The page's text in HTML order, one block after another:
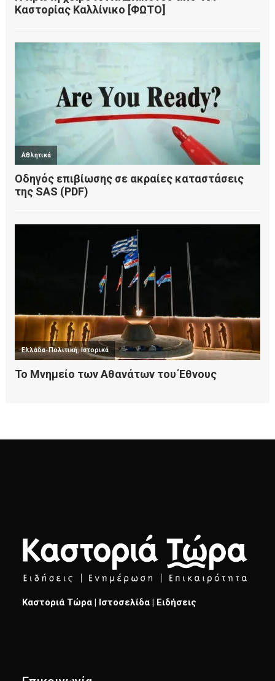
Καστοριά Τώρα | Ιστοσελίδα | Ειδήσεις